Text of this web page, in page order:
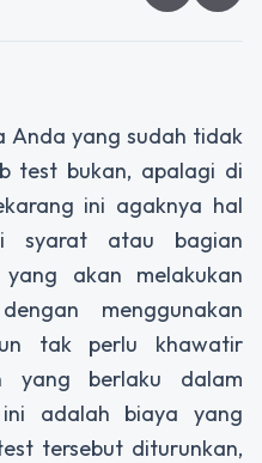
Anda yang sudah tidak
test bukan, apalagi di
ini agaknya hal
syarat atau bagian
akan melakukan
menggunakan
tak perlu khawatir
yang berlaku dalam
ini adalah biaya yang
tersebut diturunkan,